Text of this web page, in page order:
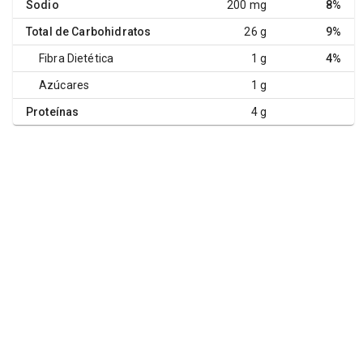
Sodio 200 mg 8%
Total de Carbohidratos 26 g 9%
Fibra Dietética 1 g 4%
Azúcares 1 g
Proteínas 4 g